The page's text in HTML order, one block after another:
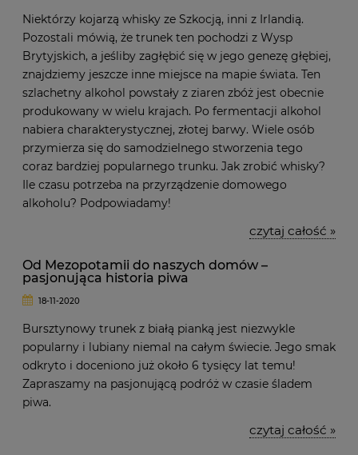
Niektórzy kojarzą whisky ze Szkocją, inni z Irlandią.
Pozostali mówią, że trunek ten pochodzi z Wysp
Brytyjskich, a jeśliby zagłębić się w jego genezę głębiej,
znajdziemy jeszcze inne miejsce na mapie świata. Ten
szlachetny alkohol powstały z ziaren zbóż jest obecnie
produkowany w wielu krajach. Po fermentacji alkohol
nabiera charakterystycznej, złotej barwy. Wiele osób
przymierza się do samodzielnego stworzenia tego
coraz bardziej popularnego trunku. Jak zrobić whisky?
Ile czasu potrzeba na przyrządzenie domowego
alkoholu? Podpowiadamy!
czytaj całość »
Od Mezopotamii do naszych domów –
pasjonująca historia piwa
18-11-2020
Bursztynowy trunek z białą pianką jest niezwykle
popularny i lubiany niemal na całym świecie. Jego smak
odkryto i doceniono już około 6 tysięcy lat temu!
Zapraszamy na pasjonującą podróż w czasie śladem
piwa.
czytaj całość »